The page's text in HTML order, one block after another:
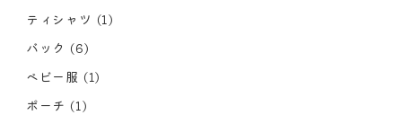
ティシャツ (1)
バック (6)
ベビー服 (1)
ポーチ (1)